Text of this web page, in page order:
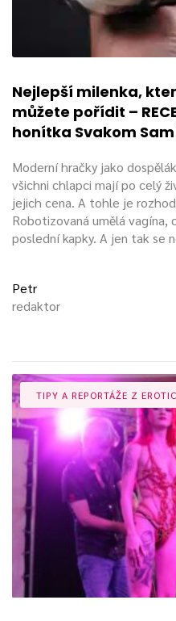
Nejlepší milenka,
můžete pořídit –
honítka Svakom Sam
Moderní hračky jako
všichni chlapci mají po celý
jejich cena. A tohle je
Robotizovaná umělá vagína,
poslední kapky. A jen tak se
Petr
redaktor
TIPY A REPORTÁŽE Z